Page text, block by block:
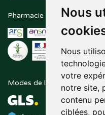
Nous
Nous
votre
notre site,
contenu
ciblées,
Pharmacie en ligne agréée
Modes de livraison